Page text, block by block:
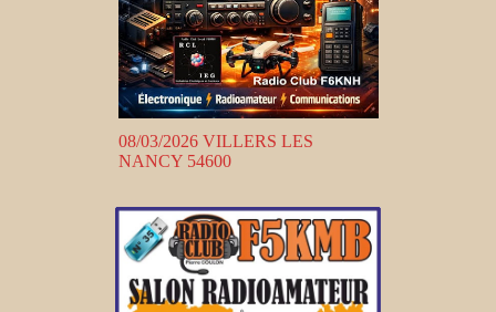
08/03/2026 VILLERS LES
NANCY 54600